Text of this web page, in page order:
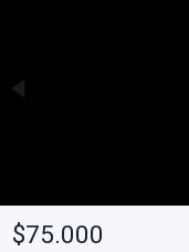
$75.000